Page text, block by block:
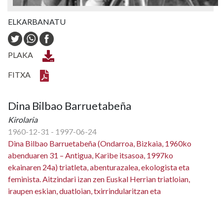
ELKARBANATU
PLAKA
FITXA
Dina Bilbao Barruetabeña
Kirolaria
1960-12-31 - 1997-06-24
Dina Bilbao Barruetabeña (Ondarroa, Bizkaia, 1960ko
abenduaren 31 – Antigua, Karibe itsasoa, 1997ko
ekainaren 24a) triatleta, abenturazalea, ekologista eta
feminista. Aitzindari izan zen Euskal Herrian triatloian,
iraupen eskian, duatloian, txirrindularitzan eta